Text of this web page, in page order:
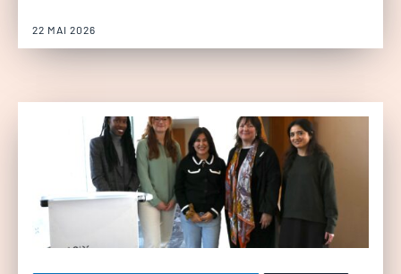
22 MAI 2026